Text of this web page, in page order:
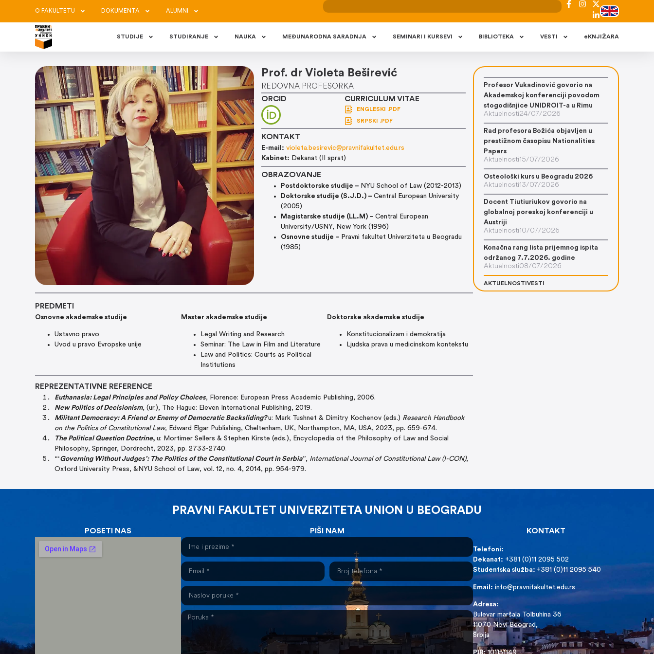
O FAKULTETU DOKUMENTA ALUMNI
STUDIJE STUDIRANJE NAUKA MEÐUNARODNA SARADNJA SEMINARI I KURSEVI BIBLIOTEKA VESTI eKNJIŽARA
Prof. dr Violeta Beširević
REDOVNA PROFESORKA
ORCID
CURRICULUM VITAE
ENGLESKI .PDF
SRPSKI .PDF
KONTAKT
E-mail: violeta.besirevic@pravnifakultet.edu.rs
Kabinet: Dekanat (II sprat)
OBRAZOVANJE
Postdoktorske studije – NYU School of Law (2012-2013)
Doktorske studije (S.J.D.) – Central European University
(2005)
Magistarske studije (LL.M) – Central European
University/USNY, New York (1996)
Osnovne studije – Pravni fakultet Univerziteta u Beogradu
(1985)
PREDMETI
Osnovne akademske studije
Ustavno pravo
Uvod u pravo Evropske unije
Master akademske studije
Legal Writing and Research
Seminar: The Law in Film and Literature
Law and Politics: Courts as Political
Institutions
Doktorske akademske studije
Konstitucionalizam i demokratija
Ljudska prava u medicinskom kontekstu
REPREZENTATIVNE REFERENCE
Euthanasia: Legal Principles and Policy Choices, Florence: European Press Academic Publishing, 2006.
New Politics of Decisionism, (ur.), The Hague: Eleven International Publishing, 2019.
Militant Democracy: A Friend or Enemy of Democratic Backsliding? u: Mark Tushnet & Dimitry Kochenov (eds.) Research Handbook
on the Politics of Constitutional Law, Edward Elgar Publishing, Cheltenham, UK, Northampton, MA, USA, 2023, pp. 659-674.
The Political Question Doctrine, u: Mortimer Sellers & Stephen Kirste (eds.), Encyclopedia of the Philosophy of Law and Social
Philosophy, Springer, Dordrecht, 2023, pp. 2733-2740.
“‘Governing Without Judges’: The Politics of the Constitutional Court in Serbia”, International Journal of Constitutional Law (I-CON),
Oxford University Press, &NYU School of Law, vol. 12, no. 4, 2014, pp. 954-979.
Profesor Vukadinović govorio na
Akademskoj konferenciji povodom
stogodišnjice UNIDROIT-a u Rimu
Aktuelnosti24/07/2026
Rad profesora Božića objavljen u
prestižnom časopisu Nationalities
Papers
Aktuelnosti15/07/2026
Osteološki kurs u Beogradu 2026
Aktuelnosti13/07/2026
Docent Tiutiuriukov govorio na
globalnoj poreskoj konferenciji u
Austriji
Aktuelnosti10/07/2026
Konačna rang lista prijemnog ispita
održanog 7.7.2026. godine
Aktuelnosti08/07/2026
AKTUELNOSTI VESTI
PRAVNI FAKULTET UNIVERZITETA UNION U BEOGRADU
KONTAKT
Telefoni:
Dekanat: +381 (0)11 2095 502
Studentska služba: +381 (0)11 2095 540
Email: info@pravnifakultet.edu.rs
Adresa:
Bulevar maršala Tolbuhina 36
11070 Novi Beograd,
Srbija
PIŠI NAM
POSETI NAS